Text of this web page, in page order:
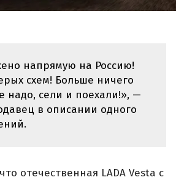
напрямую на Россию!
схем! Больше ничего
надо, сели и поехали!», —
в описании одного
отечественная LADA Vesta с